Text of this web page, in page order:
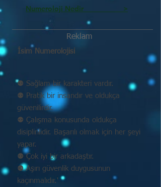
Numeroloji Nedir_________ >
Reklam
İsim Numerolojisi
⚉ Sağlam bir karakteri vardır.
⚉ Pratik bir insandır ve oldukça
güvenilirdir.
⚉ Çalışma konusunda oldukça
disiplinlidir. Başarılı olmak için her şeyi
yapar.
⚉ Çok iyi bir arkadaştır.
⚉ Aşırı güvenlik duygusunun
kaçınmalıdır.'